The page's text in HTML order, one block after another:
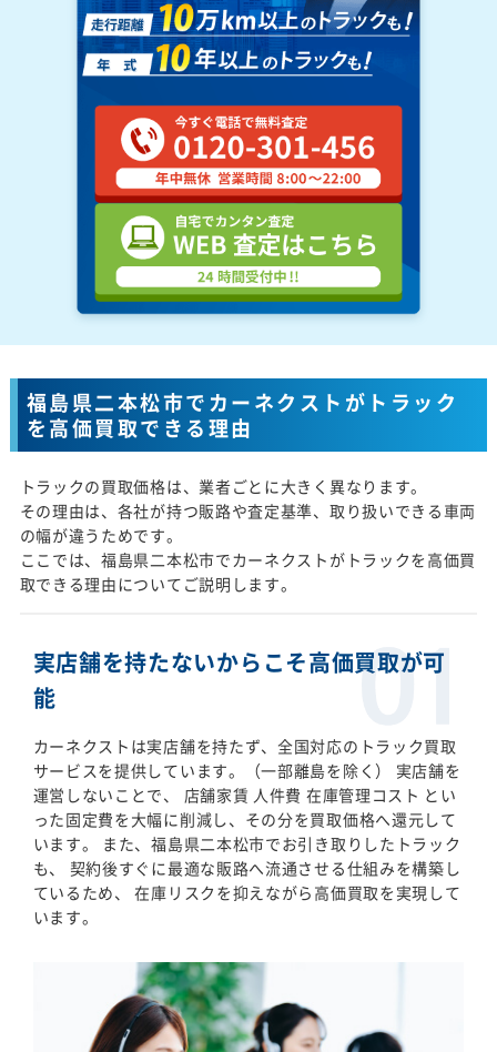
福島県二本松市でカーネクストがトラック
を高価買取できる理由
トラックの買取価格は、業者ごとに大きく異なります。
その理由は、各社が持つ販路や査定基準、取り扱いできる車両
の幅が違うためです。
ここでは、福島県二本松市でカーネクストがトラックを高価買
取できる理由についてご説明します。
実店舗を持たないからこそ高価買取が可
能
カーネクストは実店舗を持たず、全国対応のトラック買取
サービスを提供しています。（一部離島を除く） 実店舗を
運営しないことで、 店舗家賃 人件費 在庫管理コスト とい
った固定費を大幅に削減し、その分を買取価格へ還元して
います。 また、福島県二本松市でお引き取りしたトラック
も、 契約後すぐに最適な販路へ流通させる仕組みを構築し
ているため、 在庫リスクを抑えながら高価買取を実現して
います。